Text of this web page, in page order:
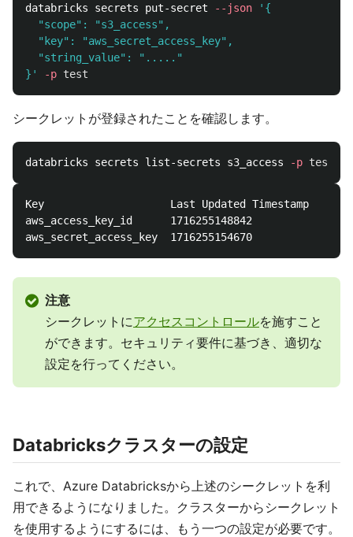
databricks secrets put-secret --json
'{
  "scope": "s3_access",
  "key": "aws_secret_access_key",
  "string_value": "....."
}'
-p test
シークレットが登録されたことを確認します。
databricks secrets list-secrets s3_access -p test
Key                    Last Updated Timestamp
aws_access_key_id      1716255148842
注意
シークレットにアクセスコントロールを施すこと
ができます。セキュリティ要件に基づき、適切な
設定を行ってください。
Databricksクラスターの設定
これで、Azure Databricksから上述のシークレットを利
用できるようになりました。クラスターからシークレット
を使用するようにするには、もう一つの設定が必要です。